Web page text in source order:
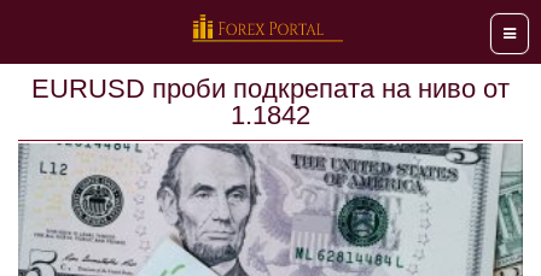
Меню
EURUSD проби подкрепата на ниво от
1.1842